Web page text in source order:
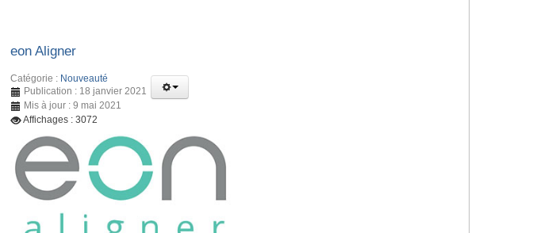
eon Aligner
Catégorie : Nouveauté
Publication : 18 janvier 2021
Mis à jour : 9 mai 2021
Affichages : 3072